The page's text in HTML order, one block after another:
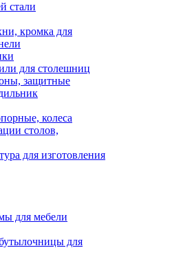
стали
кромка для
для столешниц
защитные
колеса
столов,
для изготовления
для мебели
для